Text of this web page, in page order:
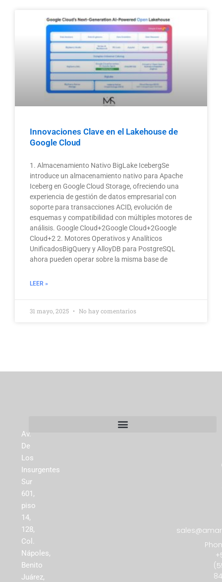
Innovaciones Clave en el Lakehouse de
Google Cloud
1. Almacenamiento Nativo BigLake IcebergSe
introduce un almacenamiento nativo para Apache
Iceberg en Google Cloud Storage, ofreciendo una
experiencia de gestión de datos empresarial con
soporte para transacciones ACID, evolución de
esquemas y compatibilidad con múltiples motores de
análisis. Google Cloud+2Google Cloud+2Google
Cloud+2 2. Motores Operativos y Analíticos
UnificadosBigQuery y AlloyDB para PostgreSQL
ahora pueden operar sobre la misma base de
LEER »
31 mayo, 2025 No hay comentarios
Av.
De
Los
Insurgentes
Sur
601,
piso
14,
128,
Col.
Nápoles,
Benito
Juárez,